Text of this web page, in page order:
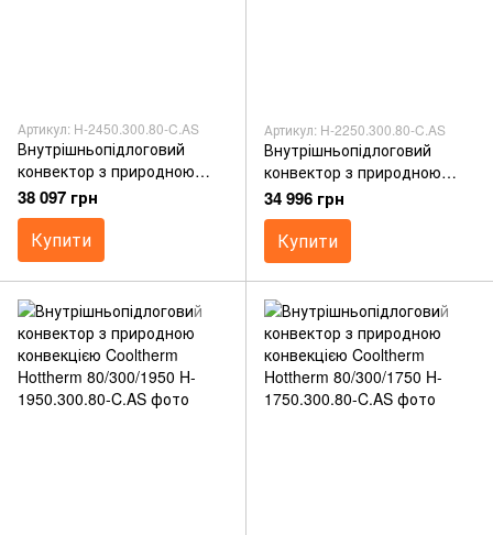
Артикул: H-2450.300.80-C.AS
Внутрішньопідлоговий
конвектор з природною
конвекцією Cooltherm
Hottherm 80/300/2450
38 097 грн
Купити
Артикул: H-2250.300.80-C.AS
Внутрішньопідлоговий
конвектор з природною
конвекцією Cooltherm
Hottherm 80/300/2250
34 996 грн
Купити